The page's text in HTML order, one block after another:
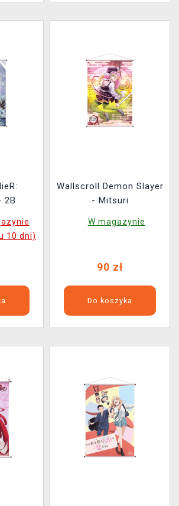
2B
10 dni)
Wallscroll Demon Slayer
- Mitsuri
W magazynie
90 zł
Do koszyka